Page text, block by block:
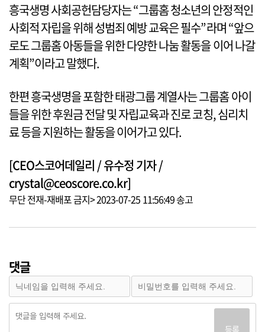
흥국생명 사회공헌담당자는 “그룹홈 청소년의 안정적인
사회적 자립을 위해 성범죄 예방 교육은 필수”라며 “앞으
로도 그룹홈 아동들을 위한 다양한 나눔 활동을 이어 나갈
계획”이라고 말했다.
한편 흥국생명을 포함한 태광그룹 계열사는 그룹홈 아이
들을 위한 후원금 전달 및 자립교육과 진로 코칭, 심리치
료 등을 지원하는 활동을 이어가고 있다.
[CEO스코어데일리 / 유수정 기자 /
crystal@ceoscore.co.kr]
무단 전재-재배포 금지> 2023-07-25 11:56:49 송고
댓글
등록